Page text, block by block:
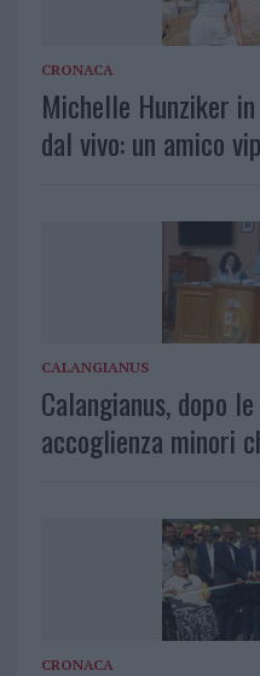
CRONACA
Michelle Hunziker
dal vivo: un amico
CALANGIANUS
Calangianus, dopo
accoglienza minori
CRONACA